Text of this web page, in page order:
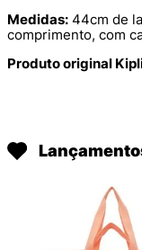
Medidas: 44cm de
comprimento, com
Produto original